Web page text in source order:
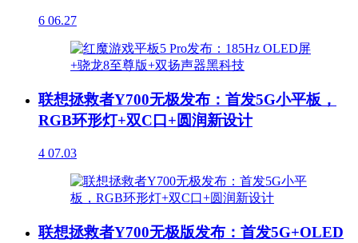
6 06.27
联想拯救者Y700无极发布：首发5G小平板，
RGB环形灯+双C口+圆润新设计
4 07.03
联想拯救者Y700无极版发布：首发5G+OLED